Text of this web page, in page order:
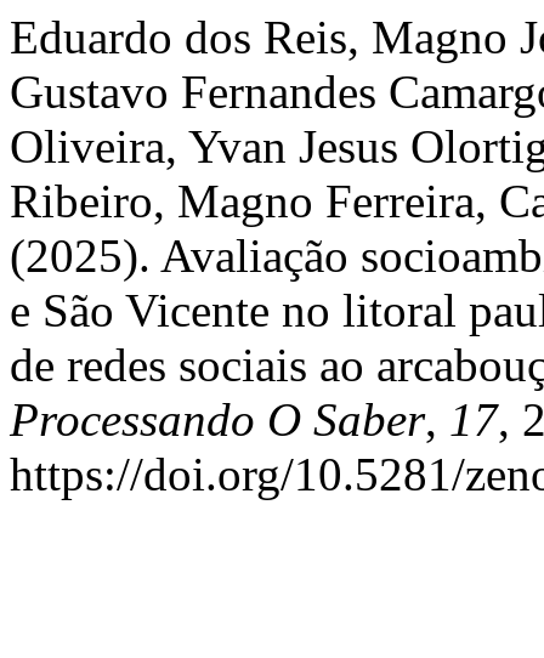
Eduardo dos Reis, Magno
Gustavo Fernandes
Oliveira, Yvan Jesus
Ribeiro, Magno Ferreira,
(2025). Avaliação
e São Vicente no litoral
de redes sociais ao
Processando O Saber, 17,
https://doi.org/10.5281/